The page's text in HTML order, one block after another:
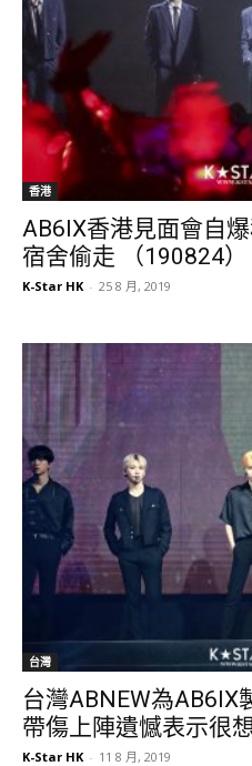
香港
AB6IX香港見面會自
宿舍偷走 （190824）
K-Star HK - 25 8 月, 2019
台灣
台灣ABNEW為AB6IX
帶傷上陣遺憾表示很
K-Star HK - 11 8 月, 2019